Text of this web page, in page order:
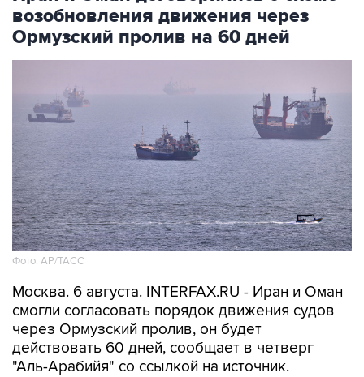
возобновления движения через
Ормузский пролив на 60 дней
Фото: AP/ТАСС
Москва. 6 августа. INTERFAX.RU - Иран и Оман
смогли согласовать порядок движения судов
через Ормузский пролив, он будет
действовать 60 дней, сообщает в четверг
"Аль-Арабийя" со ссылкой на источник.